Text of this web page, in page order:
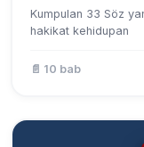
Kumpulan 33 Söz
hakikat kehidupan
📄 10 bab